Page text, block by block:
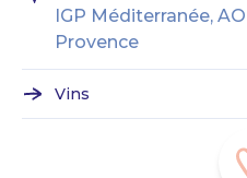
IGP Méditerranée,
Provence
Vins